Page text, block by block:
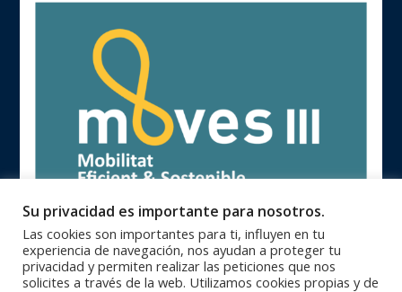
Su privacidad es importante para nosotros.
Las cookies son importantes para ti, influyen en tu
experiencia de navegación, nos ayudan a proteger tu
privacidad y permiten realizar las peticiones que nos
solicites a través de la web. Utilizamos cookies propias y de